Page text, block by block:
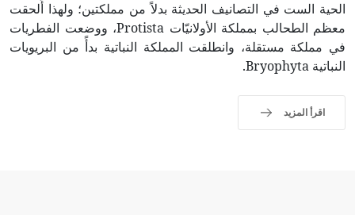
الحية الست في التصانيف الحديثة بدلاً من مملكتين؛ ولهذا أُلحقت
معظم الطحالب بمملكة الأولانيّات Protista، ووضعت الفطريات
في مملكة مستقلة، وانطلقت المملكة النباتية بدأً من البريويات
النباتية Bryophyta.
اقرأ المزيد